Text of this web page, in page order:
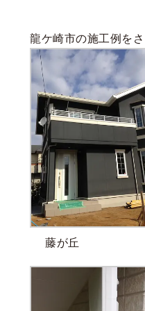
龍ケ崎市の施工例を
藤が丘